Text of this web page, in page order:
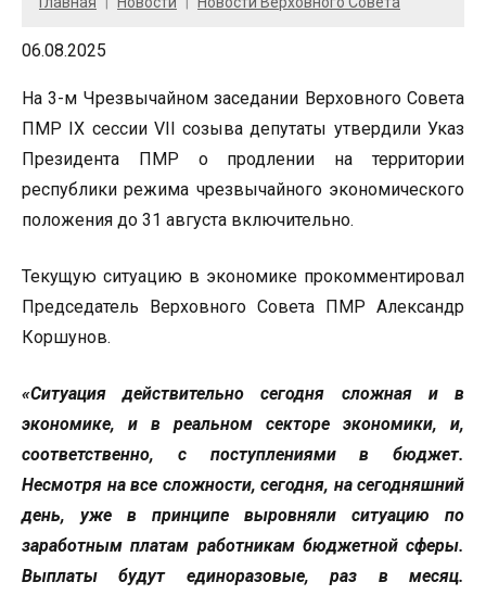
06.08.2025
На 3-м Чрезвычайном заседании Верховного Совета
ПМР IX сессии VII созыва депутаты утвердили Указ
Президента ПМР о продлении на территории
республики режима чрезвычайного экономического
положения до 31 августа включительно.
Текущую ситуацию в экономике прокомментировал
Председатель Верховного Совета ПМР Александр
Коршунов.
«Ситуация действительно сегодня сложная и в
экономике, и в реальном секторе экономики, и,
соответственно, с поступлениями в бюджет.
Несмотря на все сложности, сегодня, на сегодняшний
день, уже в принципе выровняли ситуацию по
заработным платам работникам бюджетной сферы.
Выплаты будут единоразовые, раз в месяц.